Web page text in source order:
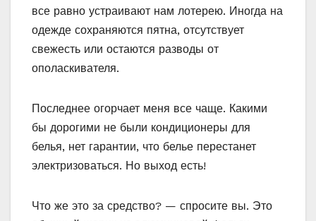
все равно устраивают нам лотерею. Иногда на
одежде сохраняются пятна, отсутствует
свежесть или остаются разводы от
ополаскивателя.
Последнее огорчает меня все чаще. Какими
бы дорогими не были кондиционеры для
белья, нет гарантии, что белье перестанет
электризоваться. Но выход есть!
Что же это за средство? — спросите вы. Это